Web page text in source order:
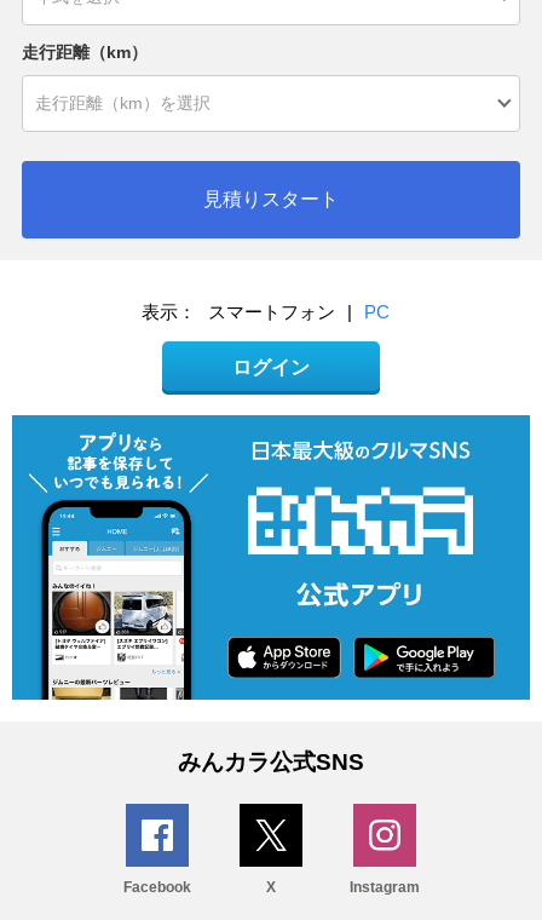
走行距離（km）
見積りスタート
表示： スマートフォン | PC
ログイン
みんカラ公式SNS
Facebook X Instagram